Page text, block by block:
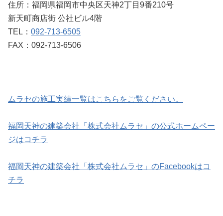
住所：福岡県福岡市中央区天神2丁目9番210号
新天町商店街 公社ビル4階
TEL： 092-713-6505
FAX：092-713-6506
ムラセの施工実績一覧はこちらをご覧ください。
福岡天神の建築会社「株式会社ムラセ」の公式ホームペー
ジはコチラ
福岡天神の建築会社「株式会社ムラセ」のFacebookはコ
チラ